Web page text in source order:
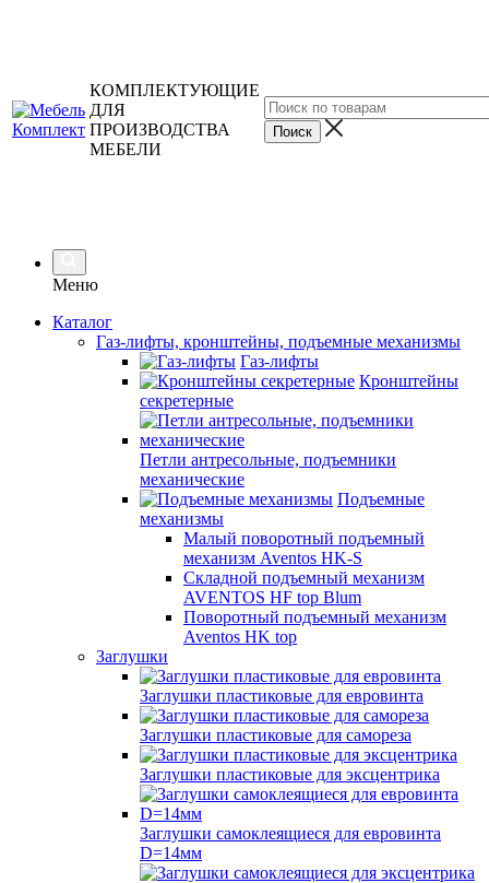
КОМПЛЕКТУЮЩИЕ
ДЛЯ
ПРОИЗВОДСТВА
МЕБЕЛИ
Меню
Каталог
Газ-лифты, кронштейны, подъемные механизмы
Газ-лифты
Кронштейны
секретерные
Петли антресольные, подъемники
механические
Подъемные
механизмы
Малый поворотный подъемный
механизм Aventos HK-S
Складной подъемный механизм
AVENTOS HF top Blum
Поворотный подъемный механизм
Aventos HK top
Заглушки
Заглушки пластиковые для евровинта
Заглушки пластиковые для самореза
Заглушки пластиковые для эксцентрика
Заглушки самоклеящиеся для евровинта
D=14мм